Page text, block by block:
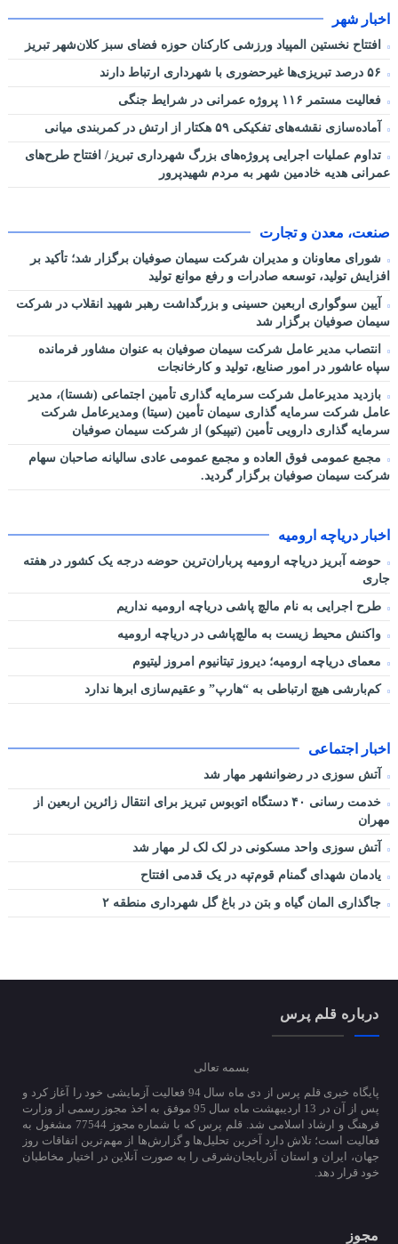
اخبار شهر
افتتاح نخستین المپیاد ورزشی کارکنان حوزه فضای سبز کلان‌شهر تبریز
فعالیت مستمر ۱۱۶ پروژه عمرانی در شرایط جنگی
آماده‌سازی نقشه‌های تفکیکی ۵۹ هکتار از ارتش در کمربندی میانی
تداوم عملیات اجرایی پروژه‌های بزرگ شهرداری تبریز/ افتتاح طرح‌های
عمرانی هدیه خادمین شهر به مردم شهیدپرور
صنعت، معدن و تجارت
شورای معاونان و مدیران شرکت سیمان صوفیان برگزار شد؛ تأکید بر
افزایش تولید، توسعه صادرات و رفع موانع تولید
آیین سوگواری اربعین حسینی و بزرگداشت رهبر شهید انقلاب در شرکت
سیمان صوفیان برگزار شد
انتصاب مدیر عامل شرکت سیمان صوفیان به عنوان مشاور فرمانده
سپاه عاشور در امور صنایع، تولید و کارخانجات
بازدید مدیرعامل شرکت سرمایه گذاری تأمین اجتماعی (شستا)، مدیر
عامل شرکت سرمایه گذاری سیمان تأمین (سیتا) ومدیرعامل شرکت
سرمایه گذاری دارویی تأمین (تیپیکو) از شرکت سیمان صوفیان
مجمع عمومی فوق العاده و مجمع عمومی عادی سالیانه صاحبان سهام
شرکت سیمان صوفیان برگزار گردید.
اخبار دریاچه ارومیه
حوضه آبریز دریاچه ارومیه پرباران‌ترین حوضه‌ درجه یک کشور در هفته
جاری
طرح اجرایی به نام مالچ پاشی دریاچه ارومیه نداریم
واکنش محیط زیست به مالچ‌پاشی در دریاچه ارومیه
معمای دریاچه ارومیه؛ دیروز تیتانیوم امروز لیتیوم
کم‌بارشی هیچ ارتباطی به “هارپ” و عقیم‌سازی ابرها ندارد
اخبار اجتماعی
آتش سوزی در رضوانشهر مهار شد
خدمت رسانی ۴۰ دستگاه اتوبوس تبریز برای انتقال زائرین اربعین از
مهران
آتش سوزی واحد مسکونی در لک لک لر مهار شد
یادمان شهدای گمنام قوم‌تپه در یک قدمی افتتاح
جاگذاری المان گیاه و بتن در باغ گل شهرداری منطقه ۲
درباره قلم پرس
بسمه تعالی
پایگاه خبری قلم پرس از دی ماه سال 94 فعالیت آزمایشی خود را آغاز کرد و
پس از آن در 13 اردیبهشت ماه سال 95 موفق به اخذ مجوز رسمی از وزارت
فرهنگ و ارشاد اسلامی شد. قلم پرس که با شماره مجوز 77544 مشغول به
فعالیت است؛ تلاش دارد آخرین تحلیل‌ها و گزارش‌ها از مهم‌ترین اتفاقات روز
جهان، ایران و استان آذربایجان‌شرقی را به صورت آنلاین در اختیار مخاطبان
خود قرار دهد.
مجوز